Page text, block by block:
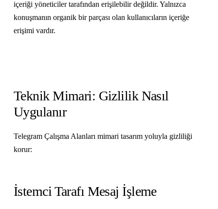
içeriği yöneticiler tarafından erişilebilir değildir. Yalnızca
konuşmanın organik bir parçası olan kullanıcıların içeriğe
erişimi vardır.
Teknik Mimari: Gizlilik Nasıl
Uygulanır
Telegram Çalışma Alanları mimari tasarım yoluyla gizliliği
korur:
İstemci Tarafı Mesaj İşleme